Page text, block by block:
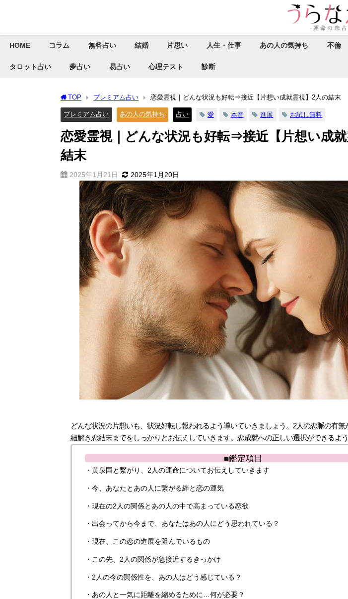
HOME コラム 無料占い 結婚 片思い 人生・仕事 あの人の気持ち 不倫
タロット占い 夢占い 易占い 心理テスト 診断
TOP プレミアム占い 恋愛霊視｜どんな状況も好転⇒接近【片想い成就霊視】2人の結末
プレミアム占い あの人の気持ち 占い 愛 本音 進展 お試し無料
恋愛霊視｜どんな状況も好転⇒接近【片想い成
結末
2025年1月21日 2025年1月20日
どんな状況の片想いも、状況好転し報われるよう導いていきましょう。2人の恋脈の有
紐解き恋結末までをしっかりとお伝えしていきます。恋成就への正しい選択ができるよう
■鑑定項目
・黄泉国と繋がり、2人の運命についてお伝えしていきます
・今、あなたとあの人に繋がる絆と恋の運気
・現在の2人の関係とあの人の中で高まっている恋欲
・出会ってから今まで、あなたはあの人にどう思われている？
・現在、この恋の進展を阻んでいるもの
・この先、2人の関係が急接近するきっかけ
・2人の今の関係性を、あの人はどう感じている？
・あの人と一気に距離を縮めるために…何が必要？